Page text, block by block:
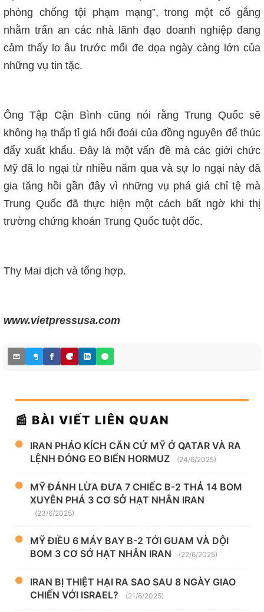
phòng chống tội phạm mạng”, trong một cố gắng
nhằm trấn an các nhà lãnh đạo doanh nghiệp đang
cảm thấy lo âu trước mối đe dọa ngày càng lớn của
những vụ tin tặc.
Ông Tập Cận Bình cũng nói rằng Trung Quốc sẽ
không hạ thấp tỉ giá hối đoái của đồng nguyên để thúc
đẩy xuất khẩu. Đây là một vấn đề mà các giới chức
Mỹ đã lo ngại từ nhiều năm qua và sự lo ngại này đã
gia tăng hồi gần đây vì những vụ phá giá chỉ tệ mà
Trung Quốc đã thực hiện một cách bất ngờ khi thị
trường chứng khoán Trung Quốc tuột dốc.
Thy Mai dịch và tổng hợp.
www.vietpressusa.com
📰 BÀI VIẾT LIÊN QUAN
IRAN PHÁO KÍCH CĂN CỨ MỸ Ở QATAR VÀ RA
LỆNH ĐÓNG EO BIỂN HORMUZ
(24/6/2025)
MỸ ĐÁNH LỪA ĐƯA 7 CHIẾC B-2 THẢ 14 BOM
XUYÊN PHÁ 3 CƠ SỞ HẠT NHÂN IRAN
(23/6/2025)
MỸ ĐIỀU 6 MÁY BAY B-2 TỚI GUAM VÀ DỘI
BOM 3 CƠ SỞ HẠT NHÂN IRAN
(22/6/2025)
IRAN BỊ THIỆT HẠI RA SAO SAU 8 NGÀY GIAO
CHIẾN VỚI ISRAEL?
(21/6/2025)